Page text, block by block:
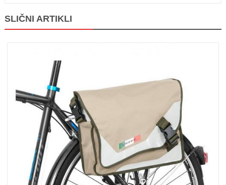
SLIČNI ARTIKLI